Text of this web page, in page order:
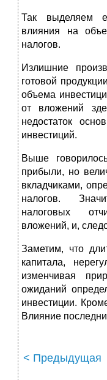
Так выделяем
влияния на
налогов.
Излишние
готовой
объема
от вложений
недостаток
инвестиций.
Выше
прибыли, но
вкладчиками,
налогов.
налоговых
вложений, и,
Заметим, что
капитала,
изменчивая
ожиданий
инвестиции.
Влияние
< Предыдущая